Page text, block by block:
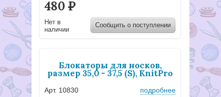
480 Р
Нет в
наличии
Сообщить о поступлении
Блокаторы для носков,
размер 35,0 - 37,5 (S), KnitPro
Арт. 10830 подробнее